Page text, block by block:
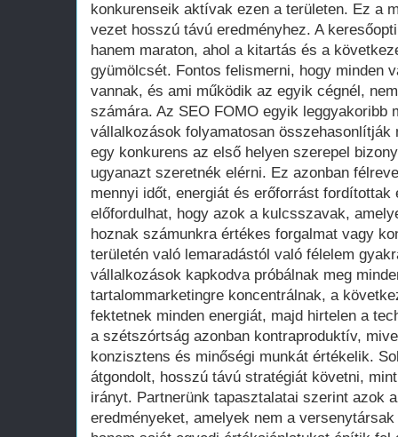
konkurenseik aktívak ezen a területen. Ez a
vezet hosszú távú eredményhez. A
hanem maraton, ahol a kitartás és a
gyümölcsét. Fontos felismerni, hogy minden
vannak, és ami működik az egyik cégnél,
számára. Az SEO FOMO egyik leggyakoribb
vállalkozások folyamatosan összehasonlítják
egy konkurens az első helyen szerepel
ugyanazt szeretnék elérni. Ez azonban
mennyi időt, energiát és erőforrást fordítottak
előfordulhat, hogy azok a kulcsszavak,
hoznak számunkra értékes forgalmat vagy
területén való lemaradástól való félelem
vállalkozások kapkodva próbálnak meg
tartalommarketingre koncentrálnak, a
fektetnek minden energiát, majd hirtelen a
a szétszórtság azonban kontraproduktív,
konzisztens és minőségi munkát értékelik.
átgondolt, hosszú távú stratégiát követni,
irányt. Partnerünk tapasztalatai szerint azok
eredményeket, amelyek nem a